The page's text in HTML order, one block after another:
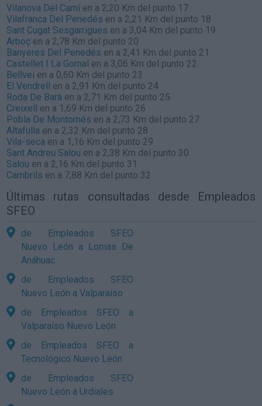
Vilanova Del Camí en a 2,20 Km del punto 17
Vilafranca Del Penedés en a 2,21 Km del punto 18
Sant Cugat Sesgarrigues en a 3,04 Km del punto 19
Arboç en a 2,78 Km del punto 20
Banyeres Del Penedés en a 2,41 Km del punto 21
Castellet I La Gornal en a 3,06 Km del punto 22
Bellvei en a 0,60 Km del punto 23
El Vendrell en a 2,91 Km del punto 24
Roda De Barà en a 2,71 Km del punto 25
Creixell en a 1,69 Km del punto 26
Pobla De Montornés en a 2,73 Km del punto 27
Altafulla en a 2,32 Km del punto 28
Vila-seca en a 1,16 Km del punto 29
Sant Andreu Salou en a 2,38 Km del punto 30
Salou en a 2,16 Km del punto 31
Cambrils en a 7,88 Km del punto 32
Últimas rutas consultadas desde Empleados
SFEO
de Empleados SFEO
Nuevo León a Lomas De
Anáhuac
de Empleados SFEO
Nuevo León a Valparaíso
de Empleados SFEO a
Valparaíso Nuevo León
de Empleados SFEO a
Tecnológico Nuevo León
de Empleados SFEO
Nuevo León a Urdiales